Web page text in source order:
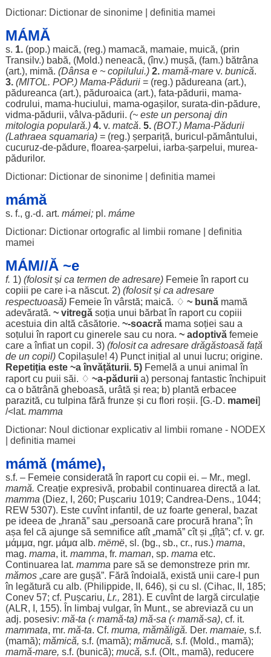
Dictionar: Dictionar de sinonime| definitia mamei
MÁMĂ
s. 1.(pop.) maică, (reg.) mamacă, mamaie, muică, (prin
Transilv.) babă, (Mold.) neneacă, (înv.) mușă, (fam.) bătrâna
(art.), mimă. (Dânsa e ~ copilului.) 2. mamă-marev. bunică.
3. (MITOL. POP.) Mama-Pădurii= (reg.) pădureana (art.),
pădureanca (art.), păduroaica (art.), fata-pădurii, mama-
codrului, mama-huciului, mama-ogașilor, surata-din-pădure,
vidma-pădurii, vâlva-pădurii. (~ este un personajdin
mitologia populară.) 4.v. matcă. 5. (BOT.) Mama-Pădurii
(Lathraea squamaria) = (reg.) șerpariță, buricul -pământului,
cucuruz-de-pădure, floarea-șarpelui, iarba-șarpelui, murea-
pădurilor.
Dictionar: Dictionar de sinonime| definitia mamei
mámă
s. f., g.-d. art. mámei;pl. máme
Dictionar: Dictionar ortografic al limbii romane| definitia
mamei
MÁM//Ă ~e
f. 1) (folosit și ca termende adresare) Femeieîn raportcu
copiii pe care i-a născut. 2) (folosit și ca adresare
respectuoasă) Femeieîn vârstă; maică. ♢ ~ bună mamă
adevărată. ~ vitregă soția unui bărbatîn raportcu copiii
acestuia din altă căsătorie. ~-soacră mama soției sau a
soțului în raportcu ginerelesau cu nora. ~ adoptivă femeie
care aînfiatun copil . 3) (folositca adresare drăgăstoasă față
de un copil) Copilașule! 4) Punct inițial al unui lucru; origine.
Repetițiaeste ~aînvățăturii. 5) Femelă a unui animal în
raportcu puii săi. ♢ ~a-pădurii a) personaj fantastic închipuit
ca o bătrână gheboasă, urâtă și rea; b) plantă erbacee
parazită, cu tulpina fără frunzeși cu flori roșii. [G.-D. mamei]
/<lat. mamma
Dictionar: Noul dictionar explicativ al limbii romane - NODEX
definitia mamei
mámă (máme),
s.f. – Femeie considerată în raportcu copii ei. – Mr., megl.
mamă. Creație expresivă, probabil continuarea directă a lat.
mamma (Diez, I, 260; Pușcariu 1019; Candrea-Dens., 1044;
REW 5307). Este cuvînt infantil , de uz foarte general , bazat
pe ideea de „hrană” sau „persoană care procură hrana”; în
așa fel că ajungesă semnifice atît„mamă” cîtși „țîță”; cf. v. gr.
μάμμα, ngr. μάμα alb. mëmë, sl. (bg., sb., cr., rus.) mama,
mag. mama, it. mamma, fr. maman, sp. mama etc.
Continuarea lat. mamma pare să se demonstrezeprin mr.
mămos„care are gușă”. Fără îndoială, există unii care-l pun
în legătură cu alb. (Philippide, II, 646), și cu sl. (Cihac, II, 185;
Conev 57; cf. Pușcariu, Lr., 281). E cuvînt de largă circulație
(ALR, I, 155). În limbaj vulgar, în Munt., se abreviază cu un
adj. posesiv: mă-ta (‹ mamă-ta) mă-sa (‹ mamă-sa), cf. it.
mammata, mr. mă-ta. Cf. muma, mămăligă. Der. mamaie, s.f.
(mamă); mămică, s.f. (mamă); mămucă, s.f. (Mold., mamă);
mamă-mare, s.f. (bunică); mucă, s.f. (Olt., mamă), reducere